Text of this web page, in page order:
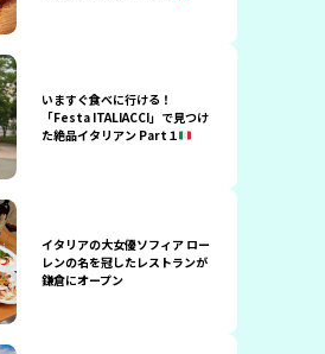
いますぐ食べに行ける！
「Festa ITALIACCI」で見つけ
た絶品イタリアン Part１
イタリアの大女優ソフィア ロー
レンの名を冠したレストランが
鎌倉にオープン